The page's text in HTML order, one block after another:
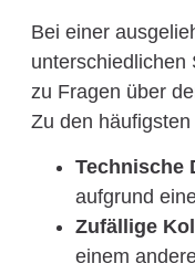
Bei einer
unterschiedlichen
zu Fragen über
Zu den
Technische
aufgrund
Zufällige
einem